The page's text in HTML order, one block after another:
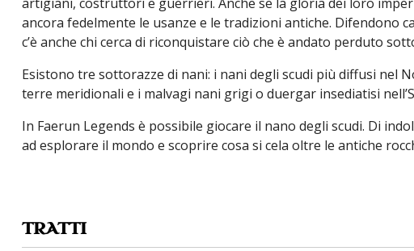
ancora fedelmente le usanze e le tradizioni antiche. Difendono
c’è anche chi cerca di riconquistare ciò che è andato perduto
Esistono tre sottorazze di nani: i nani degli scudi più diffusi nel
terre meridionali e i malvagi nani grigi o duergar insediatisi
In Faerun Legends è possibile giocare il nano degli scudi. Di
ad esplorare il mondo e scoprire cosa si cela oltre le antiche
TRATTI